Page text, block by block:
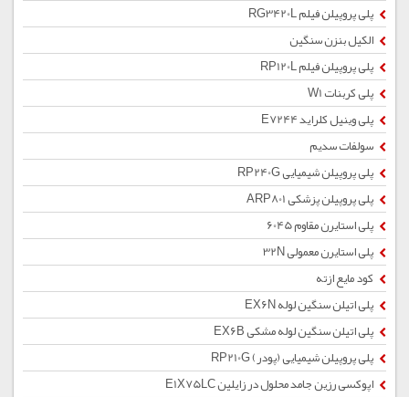
پلی پروپیلن فیلم RG3420L
الکیل بنزن سنگین
پلی پروپیلن فیلم RP120L
پلی کربنات W1
پلی وینیل کلراید E7244
سولفات سدیم
پلی پروپیلن شیمیایی RP240G
پلی پروپیلن پزشکی ARP801
پلی استایرن مقاوم 6045
پلی استایرن معمولی 32N
کود مایع ازته
پلی اتیلن سنگین لوله EX6N
پلی اتیلن سنگین لوله مشکی EX6B
پلی پروپیلن شیمیایی (پودر) RP210G
اپوکسی رزین جامد محلول در زایلین E1X75LC